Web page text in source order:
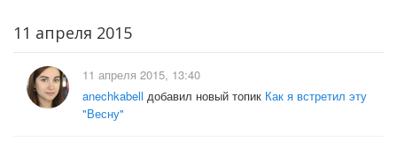
11 апреля 2015
11 апреля 2015, 13:40
anechkabell добавил новый топик Как я встретил эту
"Весну"